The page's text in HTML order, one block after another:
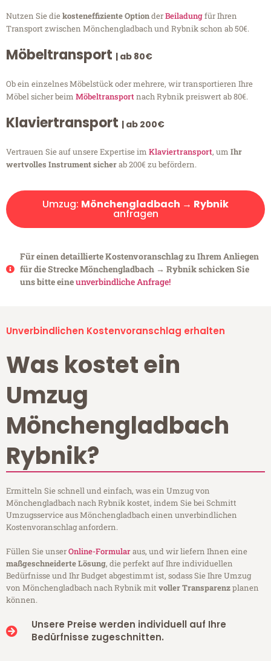
Nutzen Sie diekosteneffiziente OptionderBeiladungfür Ihren
Transport zwischen Mönchengladbach und Rybnik schon ab 50€.
Möbeltransport | ab 80€
Ob ein einzelnes Möbelstück oder mehrere, wir transportieren Ihre
Möbel sicher beim Möbeltransportnach Rybnik preiswert ab 80€.
Klaviertransport | ab 200€
Vertrauen Sie auf unsere Expertise im Klaviertransport, um Ihr
wertvolles Instrument sicherab 200€ zu befördern.
Umzug: Mönchengladbach → Rybnik
anfragen
Für einen detaillierte Kostenvoranschlag zu Ihrem Anliegen
für die Strecke Mönchengladbach → Rybnik schicken Sie
uns bitte eineunverbindliche Anfrage!
Unverbindlichen Kostenvoranschlag erhalten
Was kostet ein
Umzug
Mönchengladbach
Rybnik?
Ermitteln Sie schnell und einfach, was ein Umzug von
Mönchengladbach nach Rybnik kostet, indem Sie bei Schmitt
Umzugsservice aus Mönchengladbach einen unverbindlichen
Kostenvoranschlag anfordern.
Füllen Sie unserOnline-Formularaus, und wir liefern Ihnen eine
maßgeschneiderte Lösung, die perfekt auf Ihre individuellen
Bedürfnisse und Ihr Budget abgestimmt ist, sodass Sie Ihre Umzug
von Mönchengladbach nach Rybnik mitvoller Transparenzplanen
können.
Unsere Preise werden individuell auf Ihre
Bedürfnisse zugeschnitten.